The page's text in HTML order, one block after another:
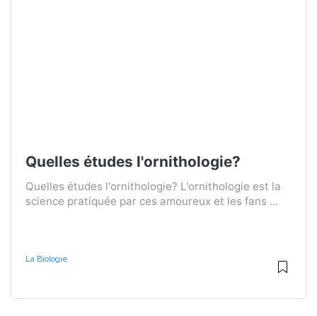
Quelles études l'ornithologie?
Quelles études l'ornithologie? L'ornithologie est la
science pratiquée par ces amoureux et les fans ...
La Biologie